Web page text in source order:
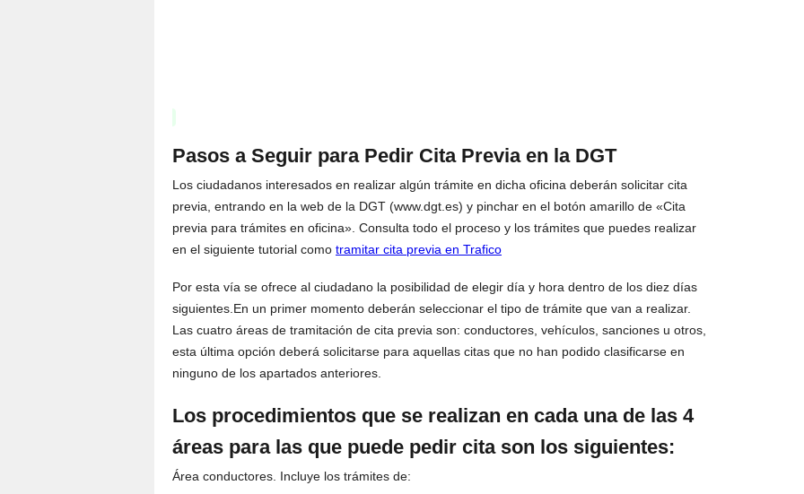
Pasos a Seguir para Pedir Cita Previa en la DGT
Los ciudadanos interesados en realizar algún trámite en dicha oficina deberán solicitar cita
previa, entrando en la web de la DGT (www.dgt.es) y pinchar en el botón amarillo de «Cita
previa para trámites en oficina». Consulta todo el proceso y los trámites que puedes realizar
en el siguiente tutorial como tramitar cita previa en Trafico
Por esta vía se ofrece al ciudadano la posibilidad de elegir día y hora dentro de los diez días
siguientes.En un primer momento deberán seleccionar el tipo de trámite que van a realizar.
Las cuatro áreas de tramitación de cita previa son: conductores, vehículos, sanciones u otros,
esta última opción deberá solicitarse para aquellas citas que no han podido clasificarse en
ninguno de los apartados anteriores.
Los procedimientos que se realizan en cada una de las 4
áreas para las que puede pedir cita son los siguientes:
Área conductores. Incluye los trámites de: